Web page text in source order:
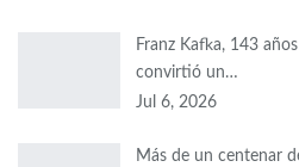
Franz Kafka, 143
convirtió un…
Jul 6, 2026
Más de un centenar